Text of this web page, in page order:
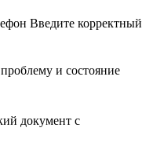
Введите корректный
и состояние
документ с